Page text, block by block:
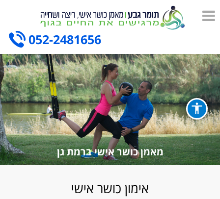
052-2481656
מאמן כושר אישי ברמת גן
אימון כושר אישי